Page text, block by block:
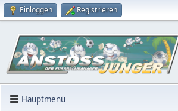
Einloggen Registrieren
Hauptmenü